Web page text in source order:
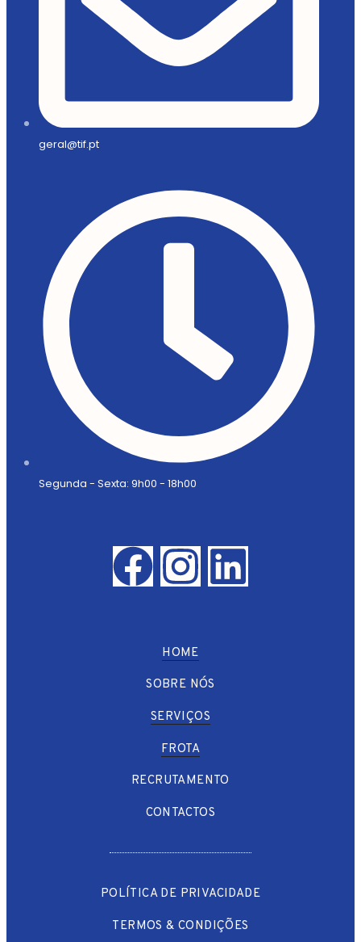
geral@tif.pt
Segunda - Sexta: 9h00 - 18h00
HOME
SOBRE NÓS
SERVIÇOS
FROTA
RECRUTAMENTO
CONTACTOS
POLÍTICA DE PRIVACIDADE
TERMOS & CONDIÇÕES